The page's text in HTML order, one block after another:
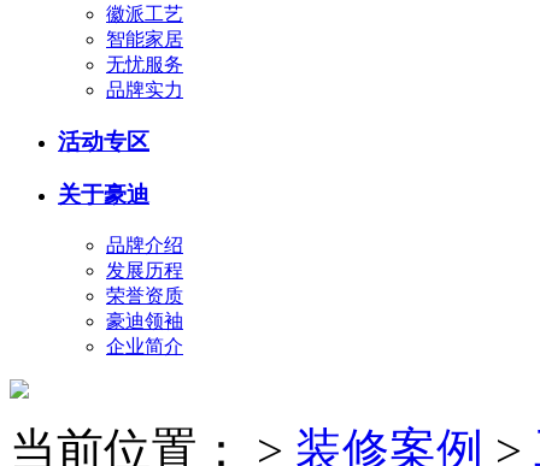
徽派工艺
智能家居
无忧服务
品牌实力
活动专区
关于豪迪
品牌介绍
发展历程
荣誉资质
豪迪领袖
企业简介
当前位置： > 装修案例 >